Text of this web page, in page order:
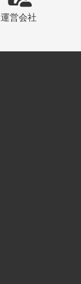
運営会社